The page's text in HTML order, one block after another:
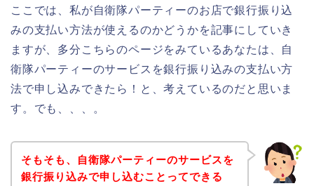
ここでは、私が自衛隊パーティーのお店で銀行振り込
みの支払い方法が使えるのかどうかを記事にしていき
ますが、多分こちらのページをみているあなたは、自
衛隊パーティーのサービスを銀行振り込みの支払い方
法で申し込みできたら！と、考えているのだと思いま
す。でも、、、。
そもそも、自衛隊パーティーのサービスを
銀行振り込みで申し込むことってできる